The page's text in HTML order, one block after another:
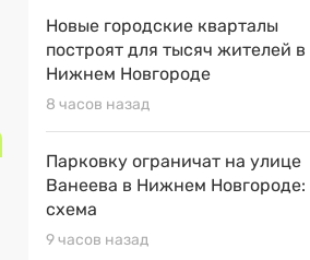
Новые городские кварталы
построят для тысяч жителей в
Нижнем Новгороде
8 часов назад
Парковку ограничат на улице
Ванеева в Нижнем Новгороде:
схема
9 часов назад